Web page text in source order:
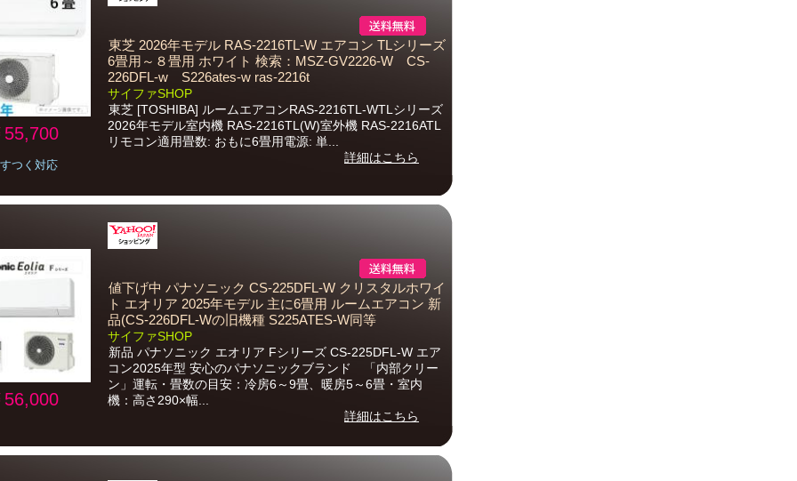
55,700
つく対応
東芝 2026年モデル RAS-2216TL-W エアコン TLシリーズ
6畳用～８畳用 ホワイト 検索：MSZ-GV2226-W CS-
226DFL-w S226ates-w ras-2216t
サイファSHOP
東芝 [TOSHIBA] ルームエアコンRAS-2216TL-WTLシリーズ
2026年モデル室内機 RAS-2216TL(W)室外機 RAS-2216ATL
リモコン適用畳数: おもに6畳用電源: 単...
詳細はこちら
56,000
値下げ中 パナソニック CS-225DFL-W クリスタルホワイ
ト エオリア 2025年モデル 主に6畳用 ルームエアコン 新
品(CS-226DFL-Wの旧機種 S225ATES-W同等
サイファSHOP
新品 パナソニック エオリア Fシリーズ CS-225DFL-W エア
コン2025年型 安心のパナソニックブランド 「内部クリー
ン」運転・畳数の目安：冷房6～9畳、暖房5～6畳・室内
機：高さ290×幅...
詳細はこちら